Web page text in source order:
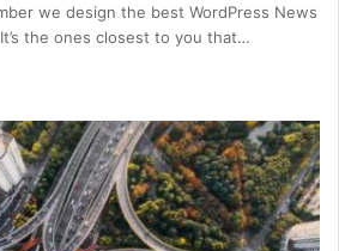
we design the best WordPress News
the ones closest to you that…